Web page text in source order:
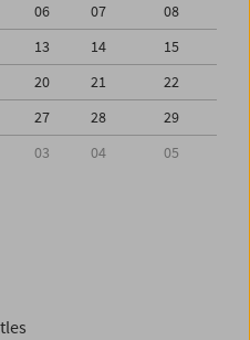
06 07
08
13 14
15
20 21
22
27 28
29
03 04 05